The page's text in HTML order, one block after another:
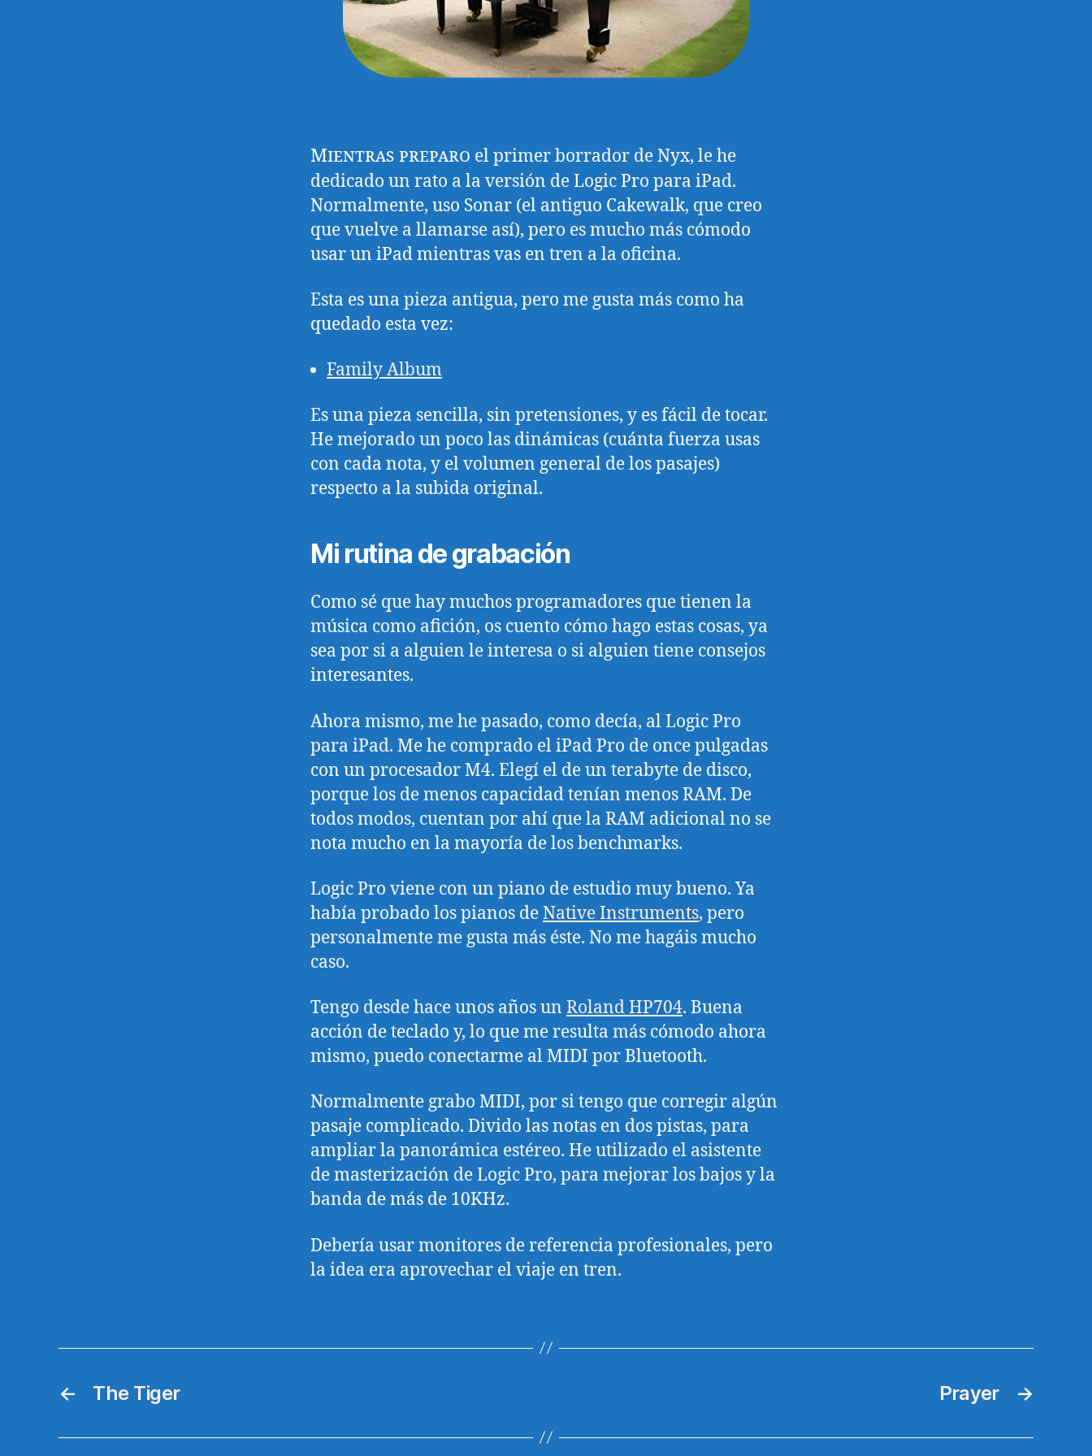
Mientras preparo el primer borrador de Nyx, le he
dedicado un rato a la versión de Logic Pro para iPad.
Normalmente, uso Sonar (el antiguo Cakewalk, que creo
que vuelve a llamarse así), pero es mucho más cómodo
usar un iPad mientras vas en tren a la oficina.
Esta es una pieza antigua, pero me gusta más como ha
quedado esta vez:
Family Album
Es una pieza sencilla, sin pretensiones, y es fácil de tocar.
He mejorado un poco las dinámicas (cuánta fuerza usas
con cada nota, y el volumen general de los pasajes)
respecto a la subida original.
Mi rutina de grabación
Como sé que hay muchos programadores que tienen la
música como afición, os cuento cómo hago estas cosas, ya
sea por si a alguien le interesa o si alguien tiene consejos
interesantes.
Ahora mismo, me he pasado, como decía, al Logic Pro
para iPad. Me he comprado el iPad Pro de once pulgadas
con un procesador M4. Elegí el de un terabyte de disco,
porque los de menos capacidad tenían menos RAM. De
todos modos, cuentan por ahí que la RAM adicional no se
nota mucho en la mayoría de los benchmarks.
Logic Pro viene con un piano de estudio muy bueno. Ya
había probado los pianos deNative Instruments, pero
personalmente me gusta más éste. No me hagáis mucho
caso.
Tengo desde hace unos años un Roland HP704. Buena
acción de teclado y, lo que me resulta más cómodo ahora
mismo, puedo conectarme al MIDI por Bluetooth.
Normalmente grabo MIDI, por si tengo que corregir algún
pasaje complicado. Divido las notas en dos pistas, para
ampliar la panorámica estéreo. He utilizado el asistente
de masterización de Logic Pro, para mejorar los bajos y la
banda de más de 10KHz.
Debería usar monitores de referencia profesionales, pero
la idea era aprovechar el viaje en tren.
← The Tiger →
Prayer